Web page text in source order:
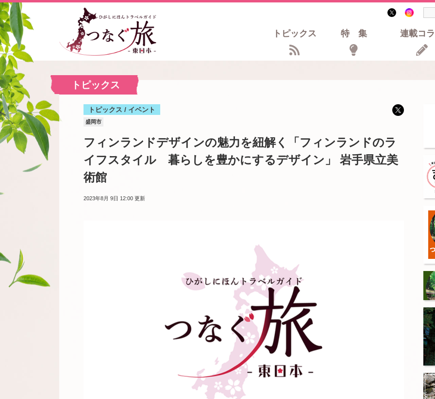
トピックス 特集 連載コ
トピックス
トピックス / イベント
盛岡市
フィンランドデザインの魅力を紐解く「フィンランドのラ
イフスタイル 暮らしを豊かにするデザイン」 岩手県立美
術館
2023年8月 9日 12:00 更新